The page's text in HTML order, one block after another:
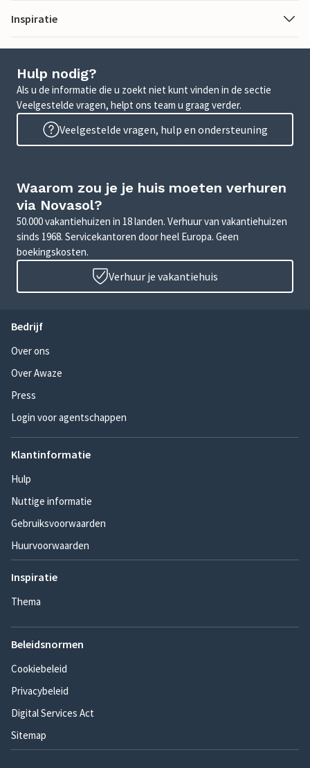
Inspiratie
Hulp nodig?
Als u de informatie die u zoekt niet kunt vinden in de sectie
Veelgestelde vragen, helpt ons team u graag verder.
Veelgestelde vragen, hulp en ondersteuning
Waarom zou je je huis moeten verhuren
via Novasol?
50.000 vakantiehuizen in 18 landen. Verhuur van vakantiehuizen
sinds 1968. Servicekantoren door heel Europa. Geen
boekingskosten.
Verhuur je vakantiehuis
Bedrijf
Over ons
Over Awaze
Press
Login voor agentschappen
Klantinformatie
Hulp
Nuttige informatie
Gebruiksvoorwaarden
Huurvoorwaarden
Inspiratie
Thema
Beleidsnormen
Cookiebeleid
Privacybeleid
Digital Services Act
Sitemap